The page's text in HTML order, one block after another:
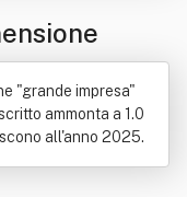
"grande impresa"
ammonta a 1.0
all'anno 2025.